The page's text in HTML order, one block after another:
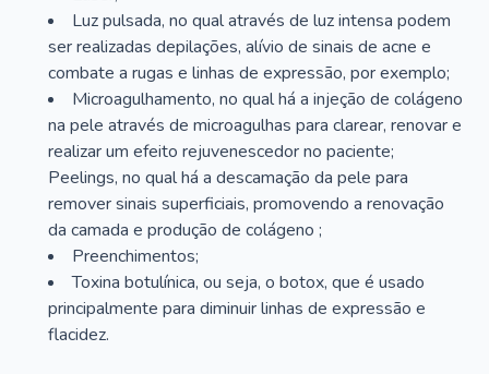
Luz pulsada, no qual através de luz intensa podem
ser realizadas depilações, alívio de sinais de acne e
combate a rugas e linhas de expressão, por exemplo;
Microagulhamento, no qual há a injeção de colágeno
na pele através de microagulhas para clarear, renovar e
realizar um efeito rejuvenescedor no paciente;
Peelings, no qual há a descamação da pele para
remover sinais superficiais, promovendo a renovação
da camada e produção de colágeno ;
Preenchimentos;
Toxina botulínica, ou seja, o botox, que é usado
principalmente para diminuir linhas de expressão e
flacidez.